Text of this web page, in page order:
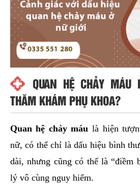
QUAN HỆ CHẢY
THĂM KHÁM PHỤ KHOA?
Quan hệ chảy máu là hiện
nữ, có thể chỉ là dấu hiệu bình
dài, nhưng cũng có thể là “điềm
lý vô cùng nguy hiểm.